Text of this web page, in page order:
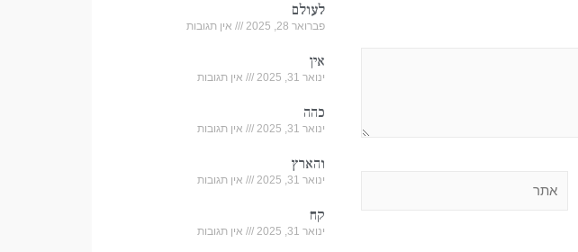
לעולם
פברואר 28, 2025 אין תגובות
אין
ינואר 31, 2025 אין תגובות
כהה
ינואר 31, 2025 אין תגובות
והארץ
ינואר 31, 2025 אין תגובות
קח
ינואר 31, 2025 אין תגובות